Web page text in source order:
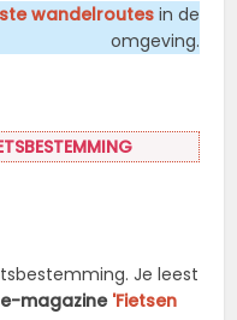
wandelroutesin de
omgeving.
Je leest
magazine 'Fietsen